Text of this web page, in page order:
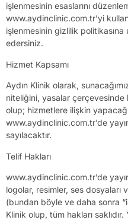
işlenmesinin esaslarını
www.aydinclinic.com.tr’yi
işlenmesinin gizlilik
edersiniz.
Hizmet Kapsamı
Aydın Klinik olarak,
niteliğini, yasalar
olup; hizmetlere ilişkin
www.aydinclinic.com.tr’de
sayılacaktır.
Telif Hakları
www.aydinclinic.com.tr’de
logolar, resimler, ses dosyaları
(bundan böyle ve daha sonra
Klinik olup, tüm hakları saklıdır.